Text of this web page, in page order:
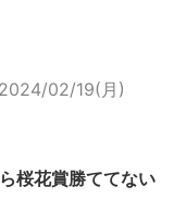
2024/02/19(月)
桜花賞勝ててない